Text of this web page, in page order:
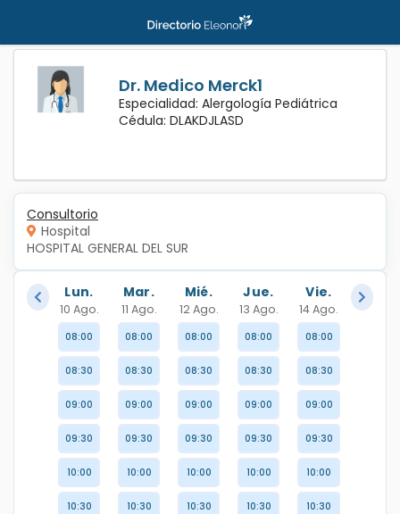
Dr. Medico Merck1
Especialidad: Alergología Pediátrica
Cédula: DLAKDJLASD
Consultorio
Hospital
HOSPITAL GENERAL DEL SUR
Lun.
10 Ago.
Mar.
11 Ago.
Mié.
12 Ago.
Jue.
13 Ago.
Vie.
14 Ago.
08:00
08:30
09:00
09:30
10:00
10:30
08:00
08:30
09:00
09:30
10:00
10:30
08:00
08:30
09:00
09:30
10:00
10:30
08:00
08:30
09:00
09:30
10:00
10:30
08:00
08:30
09:00
09:30
10:00
10:30